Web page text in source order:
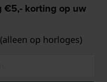
€5,- korting op uw
op horloges)